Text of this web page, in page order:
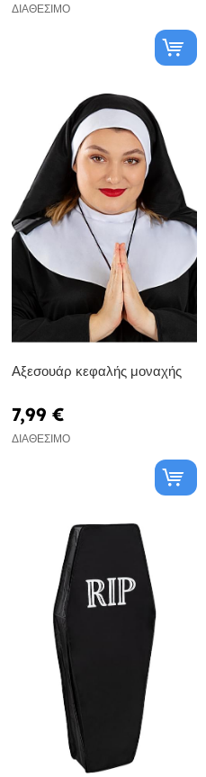
ΔΙΑΘΈΣΙΜΟ
Αξεσουάρ κεφαλής μοναχής
7,99 €
ΔΙΑΘΈΣΙΜΟ